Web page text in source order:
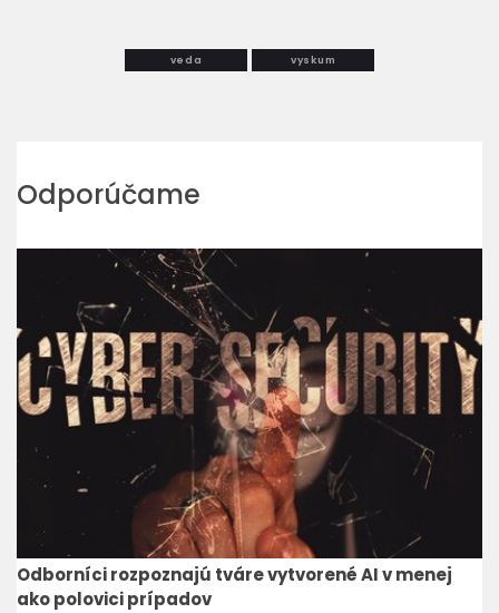
veda vyskum
Odporúčame
Odborníci rozpoznajú tváre vytvorené AI v menej
ako polovici prípadov